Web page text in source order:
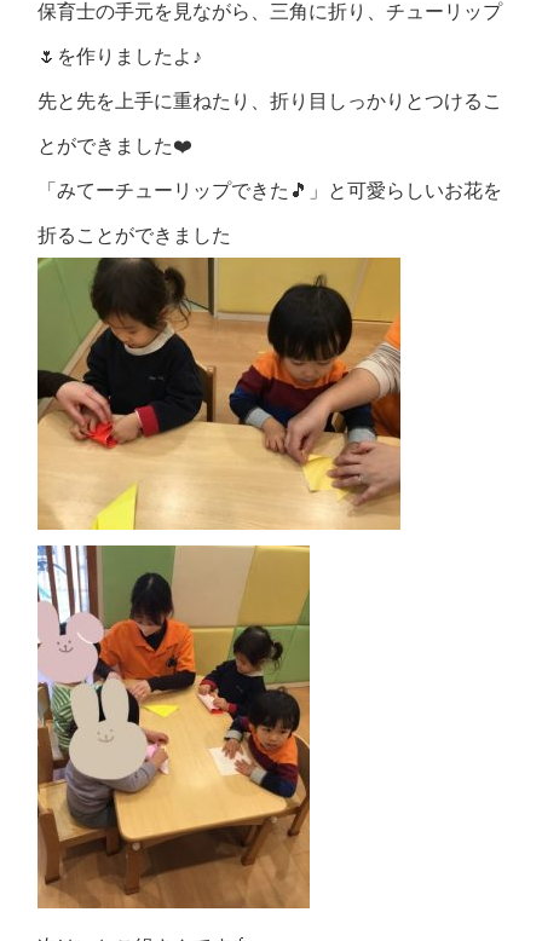
保育士の手元を見ながら、三角に折り、チューリップ
🌷を作りましたよ♪
先と先を上手に重ねたり、折り目しっかりとつけるこ
とができました❤️
「みてーチューリップできた🎵」と可愛らしいお花を
折ることができました